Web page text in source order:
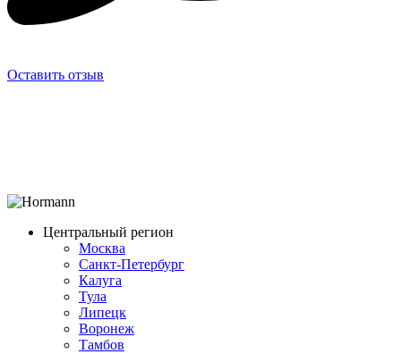
Оставить отзыв
Центральный регион
Москва
Санкт-Петербург
Калуга
Тула
Липецк
Воронеж
Тамбов